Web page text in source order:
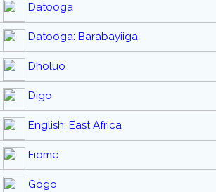
Datooga
Datooga: Barabayiiga
Dholuo
Digo
English: East Africa
Fiome
Gogo